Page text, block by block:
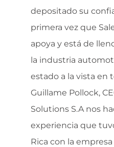
depositado su
primera vez que
apoya y está de
la industria
estado a la vista en
Guillame Pollock,
Solutions S.A nos
experiencia que
Rica con la